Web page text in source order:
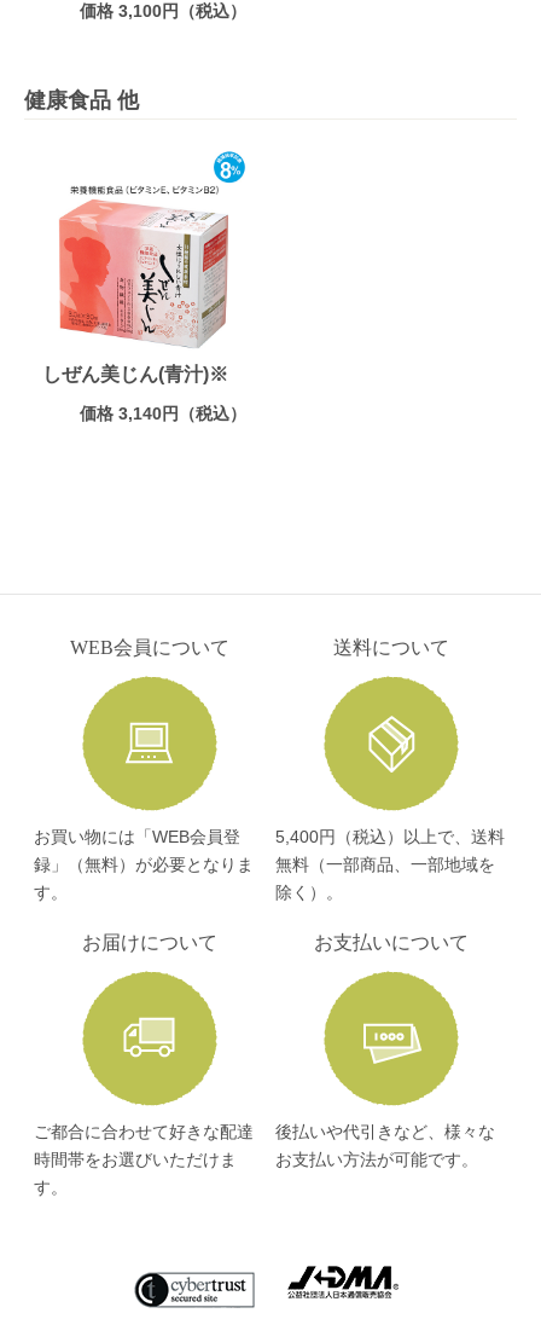
価格 3,100円（税込）
健康食品 他
しぜん美じん(青汁)※
価格 3,140円（税込）
WEB会員について
お買い物には「WEB会員登
録」（無料）が必要となりま
す。
送料について
5,400円（税込）以上で、送料
無料（一部商品、一部地域を
除く）。
お届けについて
ご都合に合わせて好きな配達
時間帯をお選びいただけま
す。
お支払いについて
後払いや代引きなど、様々な
お支払い方法が可能です。